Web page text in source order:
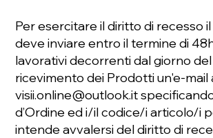
Per esercitare il diritto di recesso
deve inviare entro il termine di
lavorativi decorrenti dal giorno del
ricevimento dei Prodotti un'e-mail
visii.online@outlook.it
d’Ordine ed i/il codice/i articolo/i
intende avvalersi del diritto di